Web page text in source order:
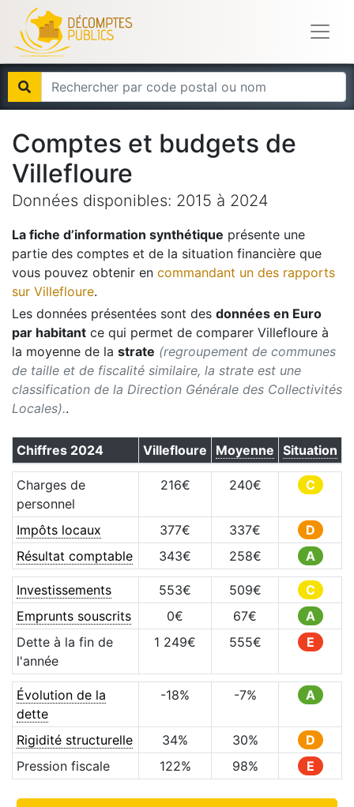
Comptes et budgets de
Villefloure
Données disponibles: 2015 à 2024
La fiche d’information synthétique présente une
partie des comptes et de la situation financière que
vous pouvez obtenir en commandant un des rapports
sur Villefloure.
Les données présentées sont des données en Euro
par habitant ce qui permet de comparer Villefloure à
la moyenne de la strate (regroupement de communes
de taille et de fiscalité similaire, la strate est une
classification de la Direction Générale des Collectivités
Locales)..
Chiffres 2024 Villefloure Moyenne Situation
Charges de
personnel
216€ 240€ C
Impôts locaux 377€ 337€
D
Résultat comptable
343€ 258€ A
Investissements 553€ 509€
C
Emprunts souscrits
0€ 67€
A
Dette à la fin de
l'année
1 249€ 555€ E
Évolution de la
dette
-18% -7% A
Rigidité structurelle 34% 30%
D
Pression fiscale
122% 98% E